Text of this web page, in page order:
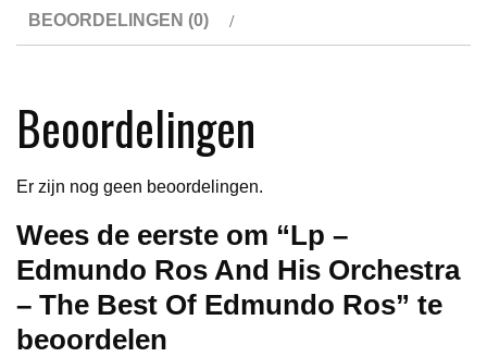
His
Orchestra
Best
Edmundo
Ros
aantal
BEOORDELINGEN (0)
Beoordelingen
Er zijn nog geen beoordelingen.
Wees de eerste om “Lp –
Edmundo Ros And His Orchestra
– The Best Of Edmundo Ros” te
beoordelen